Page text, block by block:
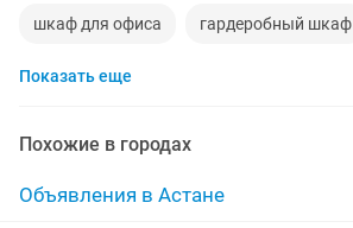
шкаф для офиса гардеробный шкаф
шкафчики бу
шкафы шифонеры шкаф камод
Показать еще
Похожие в городах
Объявления в Астане